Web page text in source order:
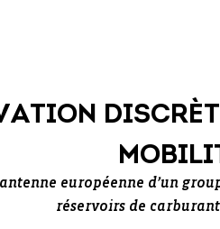
européenne d’un
réservoirs de